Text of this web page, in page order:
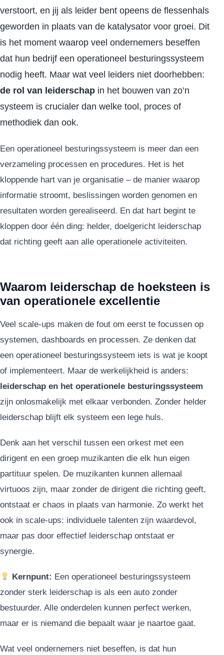
verstoort, en jij als leider bent opeens de flessenhals
geworden in plaats van de katalysator voor groei. Dit
is het moment waarop veel ondernemers beseffen
dat hun bedrijf een operationeel besturingssysteem
nodig heeft. Maar wat veel leiders niet doorhebben:
de rol van leiderschap in het bouwen van zo’n
systeem is crucialer dan welke tool, proces of
methodiek dan ook.
Een operationeel besturingssysteem is meer dan een
verzameling processen en procedures. Het is het
kloppende hart van je organisatie – de manier waarop
informatie stroomt, beslissingen worden genomen en
resultaten worden gerealiseerd. En dat hart begint te
kloppen door één ding: helder, doelgericht leiderschap
dat richting geeft aan alle operationele activiteiten.
Waarom leiderschap de hoeksteen is
van operationele excellentie
Veel scale-ups maken de fout om eerst te focussen op
systemen, dashboards en processen. Ze denken dat
een operationeel besturingssysteem iets is wat je koopt
of implementeert. Maar de werkelijkheid is anders:
leiderschap en het operationele besturingssysteem
zijn onlosmakelijk met elkaar verbonden. Zonder helder
leiderschap blijft elk systeem een lege huls.
Denk aan het verschil tussen een orkest met een
dirigent en een groep muzikanten die elk hun eigen
partituur spelen. De muzikanten kunnen allemaal
virtuoos zijn, maar zonder de dirigent die richting geeft,
ontstaat er chaos in plaats van harmonie. Zo werkt het
ook in scale-ups: individuele talenten zijn waardevol,
maar pas door effectief leiderschap ontstaat er
synergie.
Kernpunt: Een operationeel besturingssysteem
zonder sterk leiderschap is als een auto zonder
bestuurder. Alle onderdelen kunnen perfect werken,
maar er is niemand die bepaalt waar je naartoe gaat.
Wat veel ondernemers niet beseffen, is dat hun